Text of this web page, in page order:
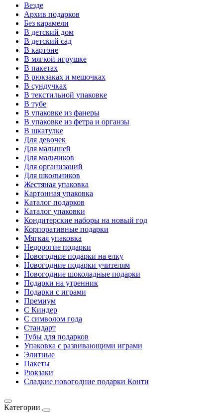
Везде
Архив подарков
Без карамели
В детский дом
В детский сад
В картоне
В мягкой игрушке
В пакетах
В рюкзаках и мешочках
В сундучках
В текстильной упаковке
В тубе
В упаковке из фанеры
В упаковке из фетра и органзы
В шкатулке
Для девочек
Для малышей
Для мальчиков
Для организаций
Для школьников
Жестяная упаковка
Картонная упаковка
Каталог подарков
Каталог упаковки
Кондитерские наборы на новый год
Корпоративные подарки
Мягкая упаковка
Недорогие подарки
Новогодние подарки на елку
Новогодние подарки учителям
Новогодние шоколадные подарки
Подарки на утренник
Подарки с играми
Премиум
С Киндер
С символом года
Стандарт
Тубы для подарков
Упаковка с развивающими играми
Элитные
Пакеты
Рюкзаки
Сладкие новогодние подарки Конти
Категории